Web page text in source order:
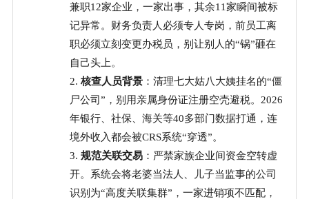
兼职12家企业，一家出事，其余11家瞬间被标
记异常。财务负责人必须专人专岗，前员工离
职必须立刻变更办税员，别让别人的“锅”砸在
自己头上。
2. 核查人员背景：清理七大姑八大姨挂名的“僵
尸公司”，别用亲属身份证注册空壳避税。2026
年银行、社保、海关等40多部门数据打通，连
境外收入都会被CRS系统“穿透”。
3. 规范关联交易：严禁家族企业间资金空转虚
开。系统会将老婆当法人、儿子当监事的公司
识别为“高度关联集群”，一家进销项不匹配，